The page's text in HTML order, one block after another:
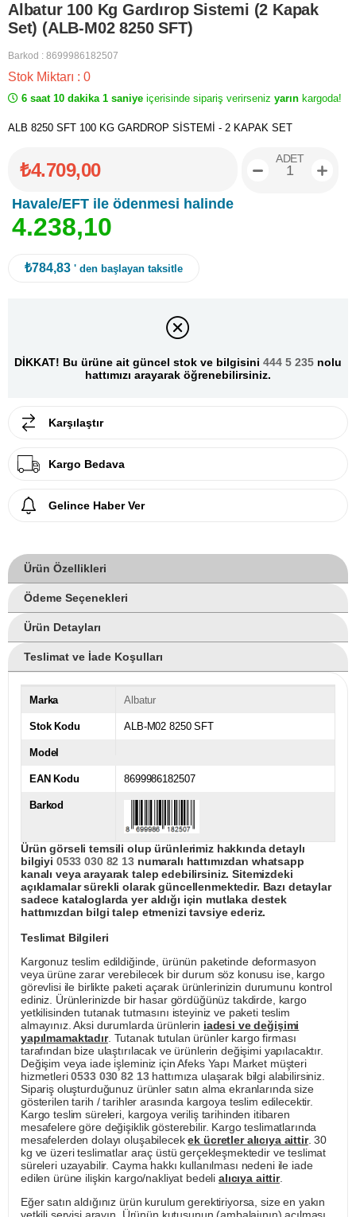
Albatur 100 Kg Gardırop Sistemi (2 Kapak
Set) (ALB-M02 8250 SFT)
Barkod : 8699986182507
Stok Miktarı : 0
6 saat 10 dakika 1 saniye içerisinde sipariş verirseniz yarın kargoda!
ALB 8250 SFT 100 KG GARDROP SİSTEMİ - 2 KAPAK SET
₺4.709,00
Havale/EFT ile ödenmesi halinde
4.238,10
ADET
₺784,83 ' den başlayan taksitle
DİKKAT! Bu ürüne ait güncel stok ve bilgisini 444 5 235 nolu
hattımızı arayarak öğrenebilirsiniz.
Karşılaştır
Kargo Bedava
Gelince Haber Ver
Ürün Özellikleri
Ödeme Seçenekleri
Ürün Detayları
Teslimat ve İade Koşulları
Marka Albatur
Stok Kodu ALB-M02 8250 SFT
Model
EAN Kodu 8699986182507
Barkod
Ürün görseli temsili olup ürünlerimiz hakkında detaylı
bilgiyi 0533 030 82 13numaralı hattımızdan whatsapp
kanalı veya arayarak talep edebilirsiniz. Sitemizdeki
açıklamalar sürekli olarak güncellenmektedir. Bazı detaylar
sadece kataloglarda yer aldığı için mutlaka destek
hattımızdan bilgi talep etmenizi tavsiye ederiz.
Teslimat Bilgileri
Kargonuz teslim edildiğinde, ürünün paketinde deformasyon
veya ürüne zarar verebilecek bir durum söz konusu ise, kargo
görevlisi ile birlikte paketi açarak ürünlerinizin durumunu kontrol
ediniz. Ürünlerinizde bir hasar gördüğünüz takdirde, kargo
yetkilisinden tutanak tutmasını isteyiniz ve paketi teslim
almayınız. Aksi durumlarda ürünlerin iadesi ve değişimi
yapılmamaktadır. Tutanak tutulan ürünler kargo firması
tarafından bize ulaştırılacak ve ürünlerin değişimi yapılacaktır.
Değişim veya iade işleminiz için Afeks Yapı Market müşteri
hizmetleri0533 030 82 13hattımıza ulaşarak bilgi alabilirsiniz.
Sipariş oluşturduğunuz ürünler satın alma ekranlarında size
gösterilen tarih / tarihler arasında kargoya teslim edilecektir.
Kargo teslim süreleri, kargoya veriliş tarihinden itibaren
mesafelere göre değişiklik gösterebilir. Kargo teslimatlarında
mesafelerden dolayı oluşabilecekek ücretler alıcıya aittir. 30
kg ve üzeri teslimatlar araç üstü gerçekleşmektedir ve teslimat
süreleri uzayabilir. Cayma hakkı kullanılması nedeni ile iade
edilen ürüne ilişkin kargo/nakliyat bedeli alıcıya aittir.
Eğer satın aldığınız ürün kurulum gerektiriyorsa, size en yakın